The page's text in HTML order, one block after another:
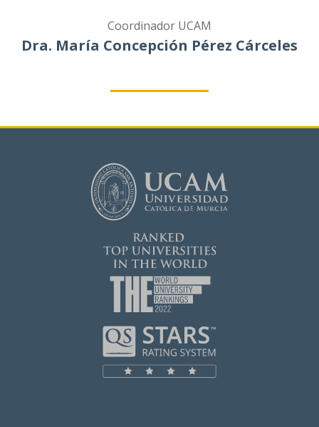
Coordinador UCAM
Dra. María Concepción Pérez Cárceles